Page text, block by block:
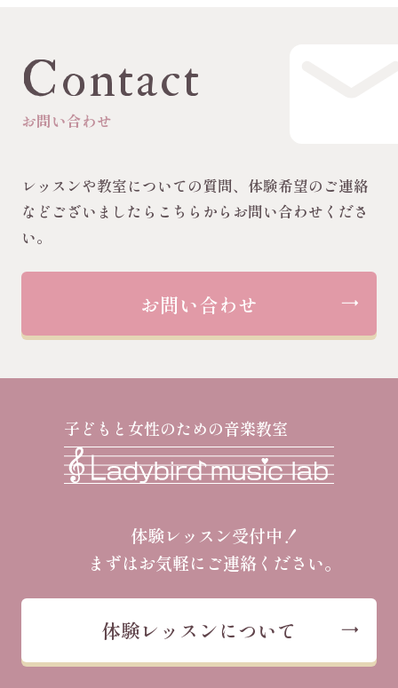
Contact
お問い合わせ
レッスンや教室についての質問、体験希望のご連絡
などございましたらこちらからお問い合わせくださ
い。
お問い合わせ
子どもと女性のための音楽教室
体験レッスン受付中！
まずはお気軽にご連絡ください。
体験レッスンについて